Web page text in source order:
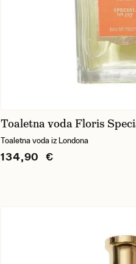
Toaletna voda Floris
Toaletna voda iz Londona
134,90 €